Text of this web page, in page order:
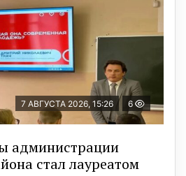
7 АВГУСТА 2026, 15:26 6
администрации
стал лауреатом